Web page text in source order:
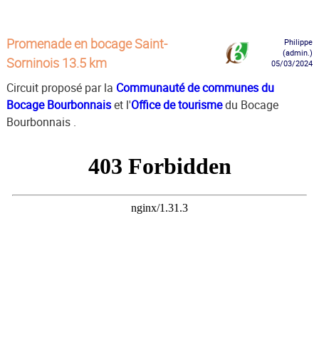
Promenade en bocage Saint-
Sorninois 13.5 km
Philippe
(admin.)
05/03/2024
Circuit proposé par la Communauté de communes du
Bocage Bourbonnaiset l'Office de tourismedu Bocage
Bourbonnais .